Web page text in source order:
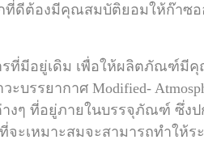
ดีต้องมีคุณสมบัติยอมให้ก๊าซอ
รที่มีอยู่เดิม เพื่อให้ผลิตภัณฑ์มี
ะบรรยากาศ Modified-
งๆ ที่อยู่ภายในบรรจุภัณฑ์ ซึ่งป
ะเหมาะสมจะสามารถทำให้